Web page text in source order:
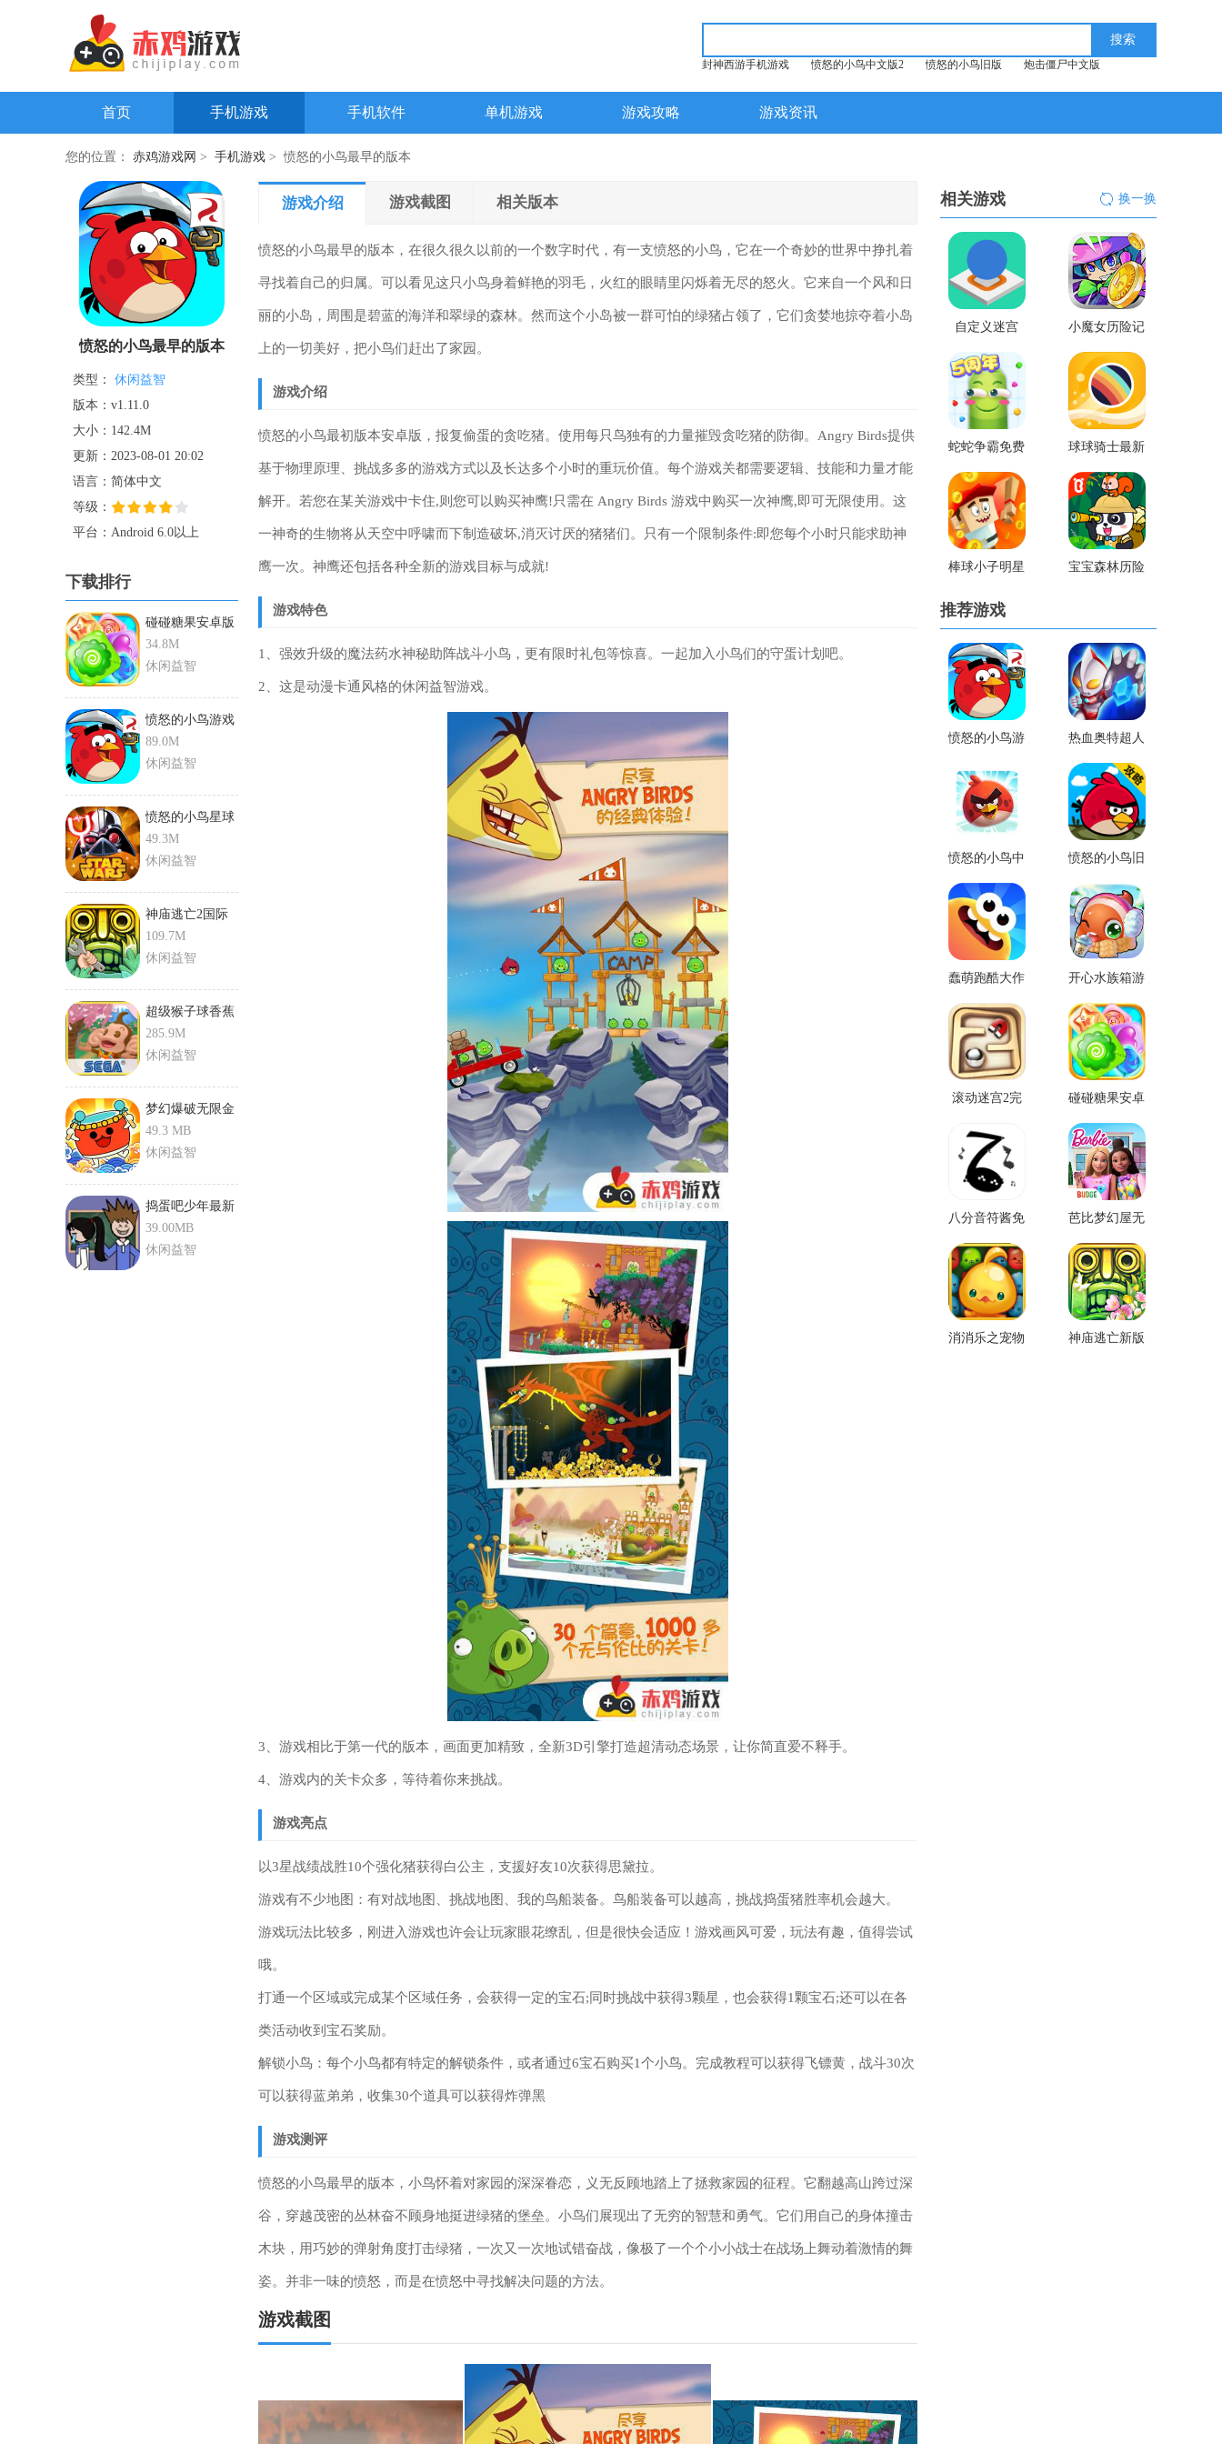
封神西游手机游戏 愤怒的小鸟中文版2 愤怒的小鸟旧版 炮击僵尸中文版
首页 手机游戏 手机软件 单机游戏 游戏攻略 游戏资讯
您的位置： 赤鸡游戏网 > 手机游戏 > 愤怒的小鸟最早的版本
愤怒的小鸟最早的版本
类型： 休闲益智
版本：v1.11.0
大小：142.4M
更新：2023-08-01 20:02
语言：简体中文
等级：
平台：Android 6.0以上
下载排行
碰碰糖果安卓版
免费版
34.8M
休闲益智
愤怒的小鸟游戏
老版
89.0M
休闲益智
愤怒的小鸟星球
大战二
49.3M
休闲益智
神庙逃亡2国际
版新地图
109.7M
休闲益智
超级猴子球香蕉
狂热游戏
285.9M
休闲益智
梦幻爆破无限金
币版
49.3 MB
休闲益智
捣蛋吧少年最新
版
39.00MB
休闲益智
游戏介绍 游戏截图 相关版本
愤怒的小鸟最早的版本，在很久很久以前的一个数字时代，有一支愤怒的小鸟，它在一个奇妙的世界中挣扎着
寻找着自己的归属。可以看见这只小鸟身着鲜艳的羽毛，火红的眼睛里闪烁着无尽的怒火。它来自一个风和日
丽的小岛，周围是碧蓝的海洋和翠绿的森林。然而这个小岛被一群可怕的绿猪占领了，它们贪婪地掠夺着小岛
上的一切美好，把小鸟们赶出了家园。
游戏介绍
愤怒的小鸟最初版本安卓版，报复偷蛋的贪吃猪。使用每只鸟独有的力量摧毁贪吃猪的防御。Angry Birds提供
基于物理原理、挑战多多的游戏方式以及长达多个小时的重玩价值。每个游戏关都需要逻辑、技能和力量才能
解开。若您在某关游戏中卡住,则您可以购买神鹰!只需在 Angry Birds 游戏中购买一次神鹰,即可无限使用。这
一神奇的生物将从天空中呼啸而下制造破坏,消灭讨厌的猪猪们。只有一个限制条件:即您每个小时只能求助神
鹰一次。神鹰还包括各种全新的游戏目标与成就!
游戏特色
1、强效升级的魔法药水神秘助阵战斗小鸟，更有限时礼包等惊喜。一起加入小鸟们的守蛋计划吧。
2、这是动漫卡通风格的休闲益智游戏。
3、游戏相比于第一代的版本，画面更加精致，全新3D引擎打造超清动态场景，让你简直爱不释手。
4、游戏内的关卡众多，等待着你来挑战。
游戏亮点
以3星战绩战胜10个强化猪获得白公主，支援好友10次获得思黛拉。
游戏有不少地图：有对战地图、挑战地图、我的鸟船装备。鸟船装备可以越高，挑战捣蛋猪胜率机会越大。
游戏玩法比较多，刚进入游戏也许会让玩家眼花缭乱，但是很快会适应！游戏画风可爱，玩法有趣，值得尝试
哦。
打通一个区域或完成某个区域任务，会获得一定的宝石;同时挑战中获得3颗星，也会获得1颗宝石;还可以在各
类活动收到宝石奖励。
解锁小鸟：每个小鸟都有特定的解锁条件，或者通过6宝石购买1个小鸟。完成教程可以获得飞镖黄，战斗30次
可以获得蓝弟弟，收集30个道具可以获得炸弹黑
游戏测评
愤怒的小鸟最早的版本，小鸟怀着对家园的深深眷恋，义无反顾地踏上了拯救家园的征程。它翻越高山跨过深
谷，穿越茂密的丛林奋不顾身地挺进绿猪的堡垒。小鸟们展现出了无穷的智慧和勇气。它们用自己的身体撞击
木块，用巧妙的弹射角度打击绿猪，一次又一次地试错奋战，像极了一个个小小战士在战场上舞动着激情的舞
姿。并非一味的愤怒，而是在愤怒中寻找解决问题的方法。
游戏截图
相关游戏 换一换
自定义迷宫 小魔女历险记
无限金币版
蛇蛇争霸免费
版
球球骑士最新
版
棒球小子明星
手机游戏
宝宝森林历险
推荐游戏
愤怒的小鸟游
戏老版
热血奥特超人
跑酷内购版
愤怒的小鸟中
文版2
愤怒的小鸟旧
版
蠢萌跑酷大作
战手游
开心水族箱游
戏无限国际版
滚动迷宫2完
整版
碰碰糖果安卓
版免费版
八分音符酱免
费版
芭比梦幻屋无
限金币版
消消乐之宠物 神庙逃亡新版